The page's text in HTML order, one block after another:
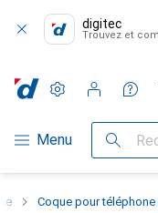
digitec
Trouvez et
Navigation par
Menu Recherche
Paramètres
Compte client
Listes de
Listes d'envies
Panier
Coque pour